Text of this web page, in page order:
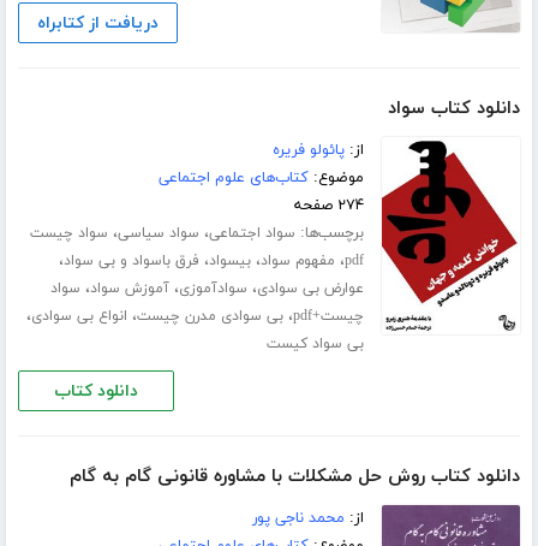
دریافت از کتابراه
دانلود کتاب سواد
از:پائولو فریره
موضوع:کتاب‌های علوم اجتماعی
۲۷۴ صفحه
برچسب‌ها: سواد اجتماعی، سواد سیاسی، سواد چیست
pdf، مفهوم سواد،بیسواد، فرق باسواد و بی سواد،
عوارض بی سوادی، سوادآموزی،آموزش سواد، سواد
چیست+pdf
،بی سوادی مدرن چیست، انواع بی سوادی،
بی سواد کیست
دانلود کتاب
دانلود کتاب روش حل مشکلات با مشاوره قانونی گام به گام
از: محمد ناجی پور